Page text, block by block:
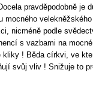
pravděpodobně je
mocného
nicméně podle
s vazbami na
! Běda církvi, ve
svůj vliv ! Snižuje to